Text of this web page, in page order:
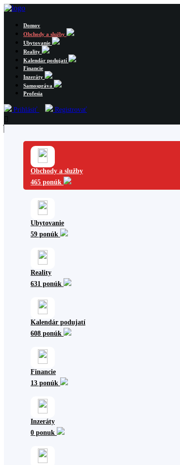
Domov
Obchody a služby
Ubytovanie
Reality
Kalendár podujatí
Financie
Inzeráty
Samospráva
Profesia
Prihlásiť Registrovať
Obchody a služby
465 ponúk
Ubytovanie
59 ponúk
Reality
631 ponúk
Kalendár podujatí
608 ponúk
Financie
13 ponúk
Inzeráty
0 ponuk